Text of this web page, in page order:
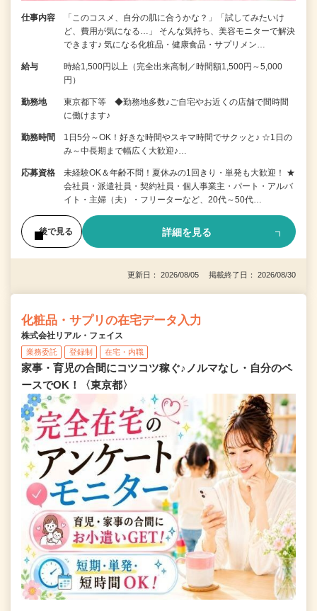
仕事内容
「このコスメ、自分の肌に合うかな？」「試してみたいけ
ど、費用が気になる…」 そんな気持ち、美容モニターで解決
できます♪ 気になる化粧品・健康食品・サプリメン…
給与
時給1,500円以上（完全出来高制／時間額1,500円～5,000
円）
勤務地
東京都下等 ◆勤務地多数♪ご自宅やお近くの店舗で間時間
に働けます♪
勤務時間
1日5分～OK！好きな時間やスキマ時間でサクッと♪ ☆1日の
み～中長期まで幅広く大歓迎♪…
応募資格
未経験OK＆年齢不問！夏休みの1回きり・単発も大歓迎！ ★
会社員・派遣社員・契約社員・個人事業主・パート・アルバ
イト・主婦（夫）・フリーターなど、20代～50代…
後で見る 詳細を見る
更新日： 2026/08/05 掲載終了日： 2026/08/30
化粧品・サプリの在宅データ入力
株式会社リアル・フェイス
業務委託 登録制 在宅・内職
家事・育児の合間にコツコツ稼ぐ♪ノルマなし・自分のペ
ースでOK！〈東京都〉